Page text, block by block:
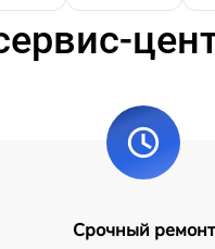
Срочный ремонт